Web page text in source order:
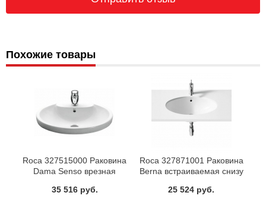
Похожие товары
Roca 327515000 Раковина
Dama Senso врезная
35 516 руб.
Roca 327871001 Раковина
Berna встраиваемая снизу
25 524 руб.